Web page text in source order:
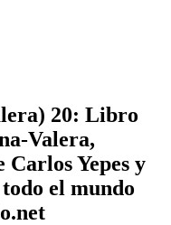
20: Libro
Valera,
Carlos Yepes y
el mundo